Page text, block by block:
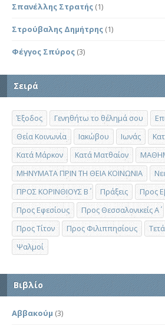
Σπανέλλης Στρατής (1)
Στρούβαλης Δημήτρης (1)
Φέγγος Σπύρος (3)
Σειρά
Έξοδος Γενηθήτω το θέλημά σου
Θεία Κοινωνία
Ιακώβου Ιωνάς
Κατά Μάρκον
Κατά Ματθαίον
ΜΗΝΥΜΑΤΑ ΠΡΙΝ ΤΗ ΘΕΙΑ ΚΟΙΝΩΝΙΑ
ΠΡΟΣ ΚΟΡΙΝΘΙΟΥΣ Β΄
Πράξεις
Προς
Προς Εφεσίους
Προς Θεσσαλονικείς Α΄
Προς Τίτον
Προς Φιλιππησίους
Ψαλμοί
Βιβλίο
Αββακούμ (3)